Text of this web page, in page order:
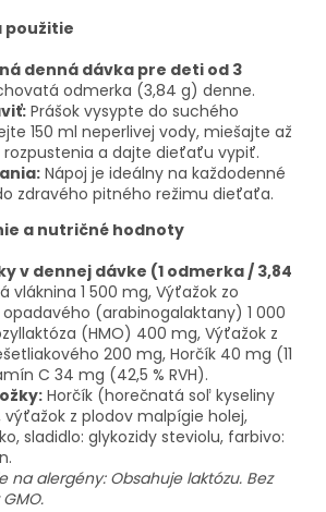
použitie
denná dávka pre deti od 3
odmerka (3,84 g) denne.
Prášok vysypte do suchého
150 ml neperlivej vody, miešajte až
rozpustenia a dajte dieťaťu vypiť.
Nápoj je ideálny na každodenné
zdravého pitného režimu dieťaťa.
a nutričné hodnoty
v dennej dávke (1 odmerka / 3,84
vláknina 1 500 mg, Výťažok zo
(arabinogalaktany) 1 000
(HMO) 400 mg, Výťažok z
200 mg, Horčík 40 mg (11
C 34 mg (42,5 % RVH).
Horčík (horečnatá soľ kyseliny
z plodov malpígie holej,
sladidlo: glykozidy steviolu, farbivo:
na alergény: Obsahuje laktózu. Bez